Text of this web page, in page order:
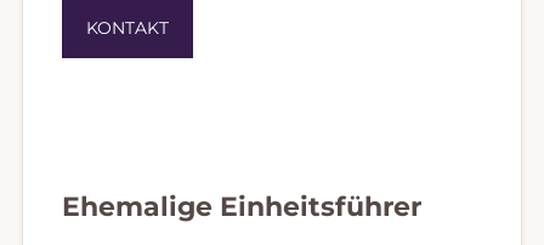
KONTAKT
Ehemalige Einheitsführer